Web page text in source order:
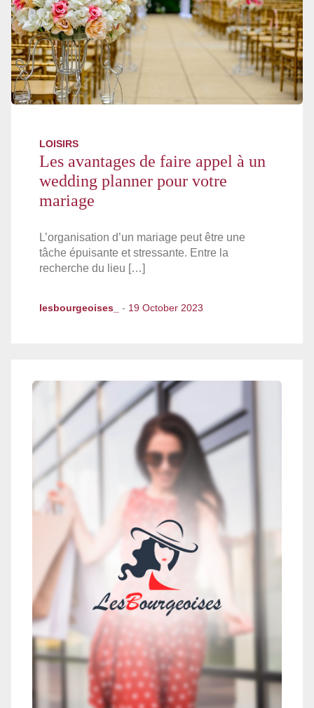
LOISIRS
Les avantages de faire appel à un
wedding planner pour votre
mariage
L’organisation d’un mariage peut être une
tâche épuisante et stressante. Entre la
recherche du lieu […]
lesbourgeoises_ - 19 October 2023